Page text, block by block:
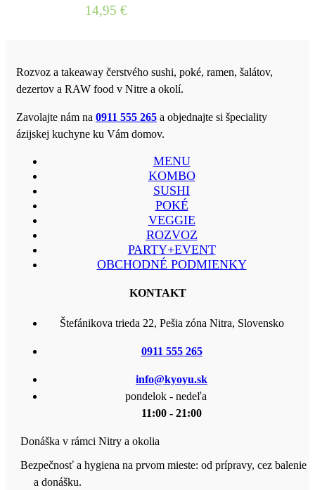
14,95 €
Rozvoz a takeaway čerstvého sushi, poké, ramen, šalátov,
dezertov a RAW food v Nitre a okolí.
Zavolajte nám na 0911 555 265 a objednajte si špeciality
ázijskej kuchyne ku Vám domov.
MENU
KOMBO
SUSHI
POKÉ
VEGGIE
ROZVOZ
PARTY+EVENT
OBCHODNÉ PODMIENKY
KONTAKT
Štefánikova trieda 22, Pešia zóna Nitra, Slovensko
0911 555 265
info@kyoyu.sk
pondelok - nedeľa
11:00 - 21:00
Donáška v rámci Nitry a okolia
Bezpečnosť a hygiena na prvom mieste: od prípravy, cez balenie
a donášku.